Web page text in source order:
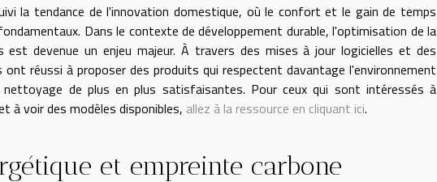
la tendance de l'innovation domestique, où le confort et le gain de temps
Dans le contexte de développement durable, l'optimisation de la
devenue un enjeu majeur. À travers des mises à jour logicielles et des
réussi à proposer des produits qui respectent davantage l'environnement
de plus en plus satisfaisantes. Pour ceux qui sont intéressés à
à voir des modèles disponibles, allez à la ressource en cliquant ici.
et empreinte carbone